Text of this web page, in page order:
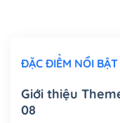
Mua thêm Host +
Tên miền
ĐẶC ĐIỂM NỔI BẬT
Giới thiệu
08